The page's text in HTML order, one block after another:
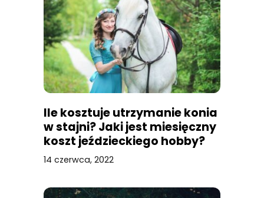
Ile kosztuje utrzymanie konia
w stajni? Jaki jest miesięczny
koszt jeździeckiego hobby?
14 czerwca, 2022